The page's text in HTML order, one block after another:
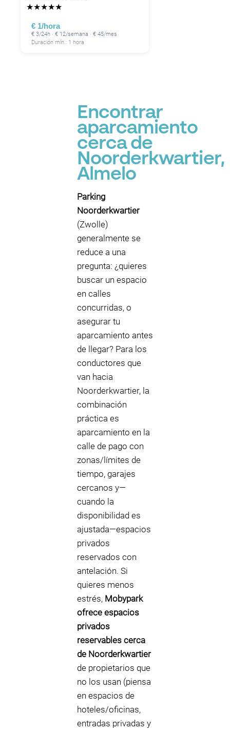
★★★★★
€ 1/hora
€ 3/24h · € 12/semana · € 45/mes
Duración mín.: 1 hora
Encontrar
aparcamiento
cerca de
Noorderkwartier,
Almelo
Parking
Noorderkwartier
(Zwolle)
generalmente se
reduce a una
pregunta: ¿quieres
buscar un espacio
en calles
concurridas, o
asegurar tu
aparcamiento antes
de llegar? Para los
conductores que
van hacia
Noorderkwartier, la
combinación
práctica es
aparcamiento en la
calle de pago con
zonas/límites de
tiempo, garajes
cercanos y—
cuando la
disponibilidad es
ajustada—espacios
privados
reservados con
antelación. Si
quieres menos
estrés, Mobypark
ofrece espacios
privados
reservables cerca
de Noorderkwartier
de propietarios que
no los usan (piensa
en espacios de
hoteles/oficinas,
entradas privadas y